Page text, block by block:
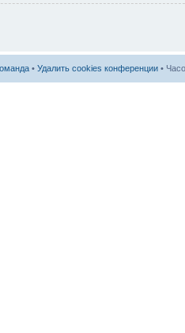
• Удалить cookies конференции •